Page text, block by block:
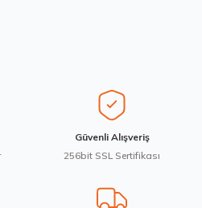
ederiz.
pahalı.
olmalı.
Evo K137 Yaz 2026Güvenli Alışveriş
256bit SSL Sertifikası